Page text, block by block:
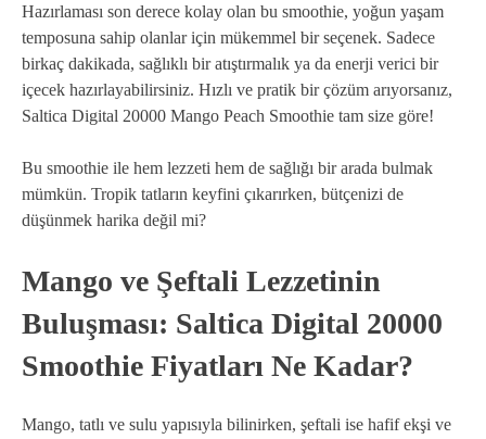
Hazırlaması son derece kolay olan bu smoothie, yoğun yaşam
temposuna sahip olanlar için mükemmel bir seçenek. Sadece
birkaç dakikada, sağlıklı bir atıştırmalık ya da enerji verici bir
içecek hazırlayabilirsiniz. Hızlı ve pratik bir çözüm arıyorsanız,
Saltica Digital 20000 Mango Peach Smoothie tam size göre!
Bu smoothie ile hem lezzeti hem de sağlığı bir arada bulmak
mümkün. Tropik tatların keyfini çıkarırken, bütçenizi de
düşünmek harika değil mi?
Mango ve Şeftali Lezzetinin
Buluşması: Saltica Digital 20000
Smoothie Fiyatları Ne Kadar?
Mango, tatlı ve sulu yapısıyla bilinirken, şeftali ise hafif ekşi ve